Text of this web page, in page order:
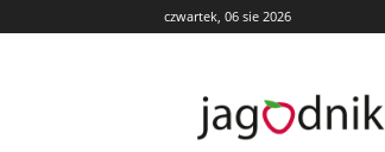
czwartek, 06 sie 2026